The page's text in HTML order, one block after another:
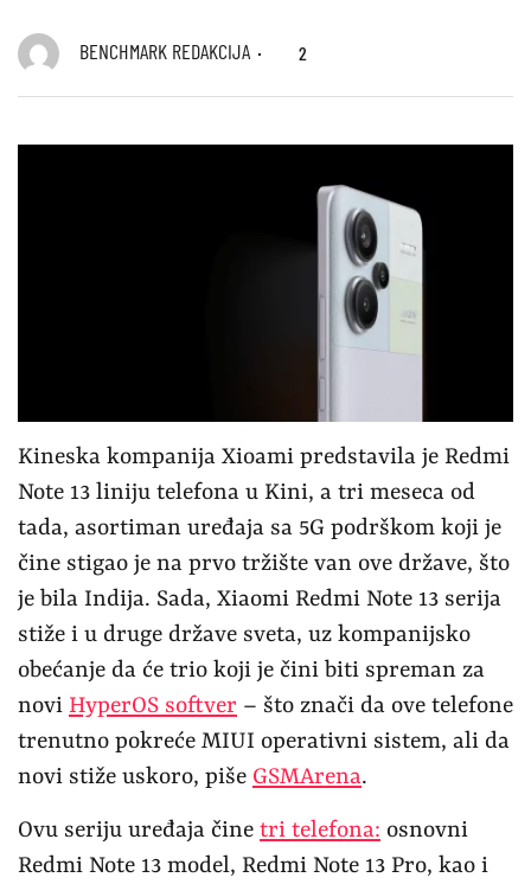
BENCHMARK REDAKCIJA 2
Kineska kompanija Xioami predstavila je Redmi
Note 13 liniju telefona u Kini, a tri meseca od
tada, asortiman uređaja sa 5G podrškom koji je
čine stigao je na prvo tržište van ove države, što
je bila Indija. Sada, Xiaomi Redmi Note 13 serija
stiže i u druge države sveta, uz kompanijsko
obećanje da će trio koji je čini biti spreman za
novi HyperOS softver – što znači da ove telefone
trenutno pokreće MIUI operativni sistem, ali da
novi stiže uskoro, piše GSMArena.
Ovu seriju uređaja čine tri telefona: osnovni
Redmi Note 13 model, Redmi Note 13 Pro, kao i